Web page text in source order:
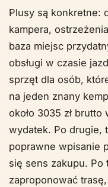
Plusy są konkretne:
kampera,
baza miejsc
obsługi w czasie
sprzęt dla osób,
na jeden znany
około 3035 zł
wydatek. Po drugie,
poprawne wpisanie
się sens zakupu. Po
zaproponować